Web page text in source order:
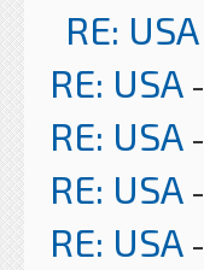
RE: USA
RE: USA -
RE: USA -
RE: USA -
RE: USA -